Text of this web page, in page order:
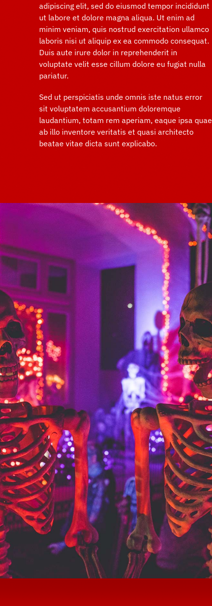
adipiscing elit, sed do eiusmod tempor incididunt
ut labore et dolore magna aliqua. Ut enim ad
minim veniam, quis nostrud exercitation ullamco
laboris nisi ut aliquip ex ea commodo consequat.
Duis aute irure dolor in reprehenderit in
voluptate velit esse cillum dolore eu fugiat nulla
pariatur.
Sed ut perspiciatis unde omnis iste natus error
sit voluptatem accusantium doloremque
laudantium, totam rem aperiam, eaque ipsa quae
ab illo inventore veritatis et quasi architecto
beatae vitae dicta sunt explicabo.